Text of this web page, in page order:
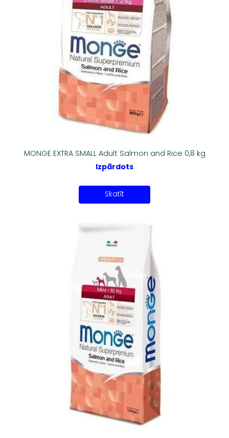
MONGE EXTRA SMALL Adult Salmon and Rice 0,8 kg
Izpārdots
Skatīt